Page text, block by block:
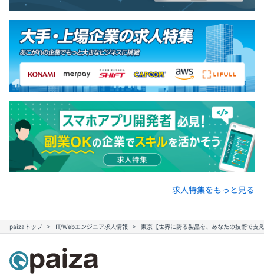
求人特集をもっと見る
paizaトップ IT/Webエンジニア求人情報 東京【世界に誇る製品を、あなたの技術で支